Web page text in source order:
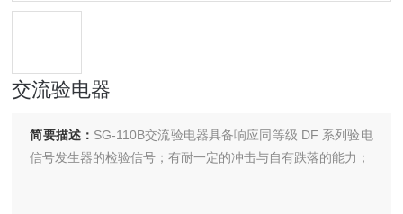
交流验电器
简要描述： SG-110B交流验电器具备响应同等级 DF 系列验电
信号发生器的检验信号；有耐一定的冲击与自有跌落的能力；